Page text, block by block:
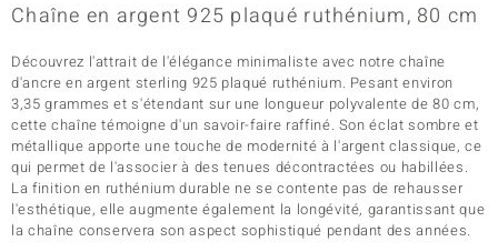
Chaîne en argent 925 plaqué ruthénium, 80 cm
Découvrez l'attrait de l'élégance minimaliste avec notre chaîne
d'ancre en argent sterling 925 plaqué ruthénium. Pesant environ
3,35 grammes et s'étendant sur une longueur polyvalente de 80 cm,
cette chaîne témoigne d'un savoir-faire raffiné. Son éclat sombre et
métallique apporte une touche de modernité à l'argent classique, ce
qui permet de l'associer à des tenues décontractées ou habillées.
La finition en ruthénium durable ne se contente pas de rehausser
l'esthétique, elle augmente également la longévité, garantissant que
la chaîne conservera son aspect sophistiqué pendant des années.